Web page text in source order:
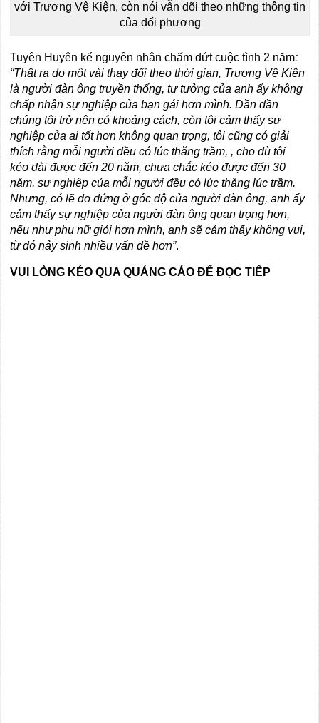
với Trương Vệ Kiện, còn nói vẫn dõi theo những thông tin
của đối phương
Tuyên Huyên kể nguyên nhân chấm dứt cuộc tình 2 năm:
“Thật ra do một vài thay đổi theo thời gian, Trương Vệ Kiện
là người đàn ông truyền thống, tư tưởng của anh ấy không
chấp nhận sự nghiệp của bạn gái hơn mình. Dần dần
chúng tôi trở nên có khoảng cách, còn tôi cảm thấy sự
nghiệp của ai tốt hơn không quan trọng, tôi cũng có giải
thích rằng mỗi người đều có lúc thăng trầm, , cho dù tôi
kéo dài được đến 20 năm, chưa chắc kéo được đến 30
năm, sự nghiệp của mỗi người đều có lúc thăng lúc trầm.
Nhưng, có lẽ do đứng ở góc độ của người đàn ông, anh ấy
cảm thấy sự nghiệp của người đàn ông quan trọng hơn,
nếu như phụ nữ giỏi hơn mình, anh sẽ cảm thấy không vui,
từ đó nảy sinh nhiều vấn đề hơn”.
VUI LÒNG KÉO QUA QUẢNG CÁO ĐỂ ĐỌC TIẾP